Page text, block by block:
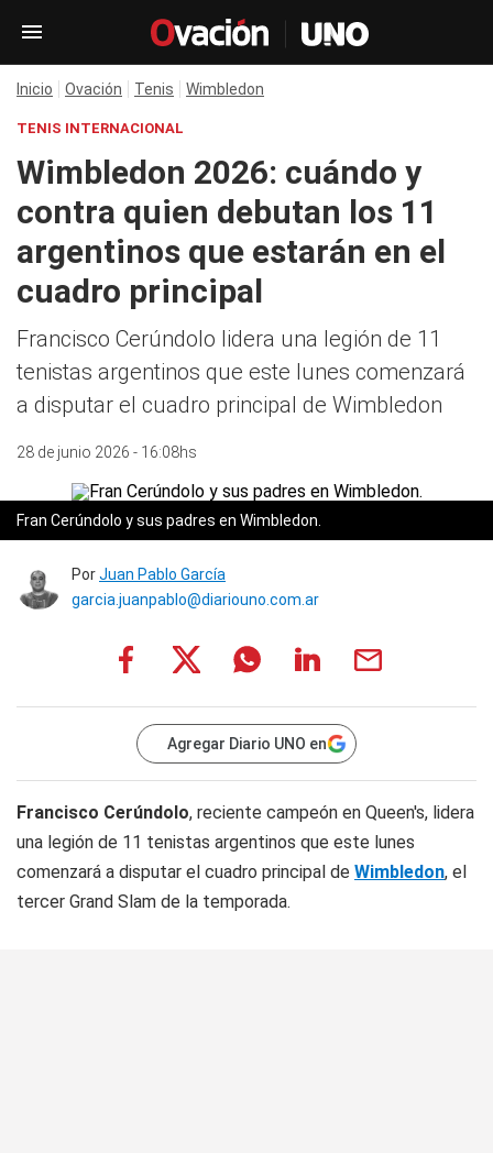
Inicio Ovación Tenis Wimbledon
TENIS INTERNACIONAL
Wimbledon 2026: cuándo y
contra quien debutan los 11
argentinos que estarán en el
cuadro principal
Francisco Cerúndolo lidera una legión de 11
tenistas argentinos que este lunes comenzará
a disputar el cuadro principal de Wimbledon
28 de junio 2026 - 16:08hs
Fran Cerúndolo y sus padres en Wimbledon.
PorJuan Pablo García
garcia.juanpablo@diariouno.com.ar
Agregar Diario UNO en
Francisco Cerúndolo, reciente campeón en Queen's, lidera
una legión de 11 tenistas argentinos que este lunes
comenzará a disputar el cuadro principal de Wimbledon, el
tercer Grand Slam de la temporada.